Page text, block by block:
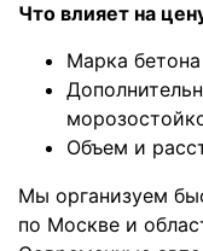
Что влияет на
Марка
Объем и
Мы организуем
по Москве и